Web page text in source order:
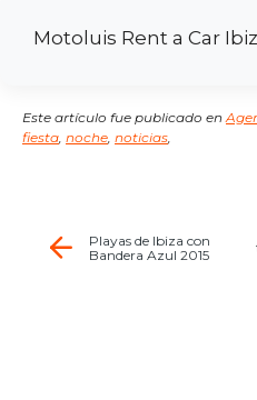
Motoluis Rent a Car
Este artículo fue publicado en
fiesta, noche, noticias,
Playas de Ibiza con
Bandera Azul 2015
Reservar